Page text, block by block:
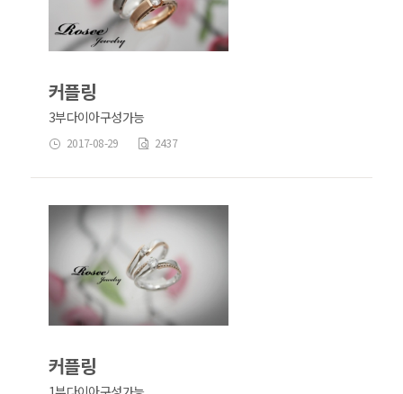
커플링
3부다이아구성가능
2017-08-29 2437
커플링